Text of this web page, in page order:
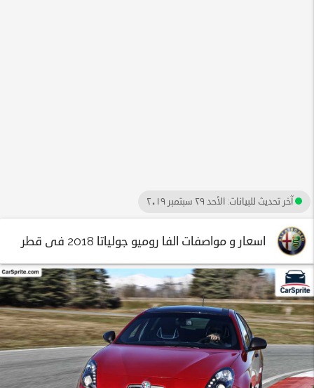
آخر تحديث للبيانات: الأحد ٢٩ سبتمبر ٢٠١٩
اسعار و مواصفات الفا روميو جولياتا 2018 فى قطر